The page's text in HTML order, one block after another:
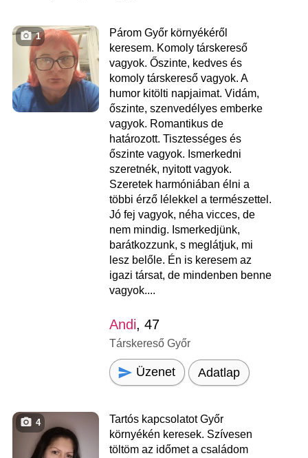
1
Párom Győr környékéről
keresem. Komoly társkereső
vagyok. Őszinte, kedves és
komoly társkereső vagyok. A
humor kitölti napjaimat. Vidám,
őszinte, szenvedélyes emberke
vagyok. Romantikus de
határozott. Tisztességes és
őszinte vagyok. Ismerkedni
szeretnék, nyitott vagyok.
Szeretek harmóniában élni a
többi érző lélekkel a természettel.
Jó fej vagyok, néha vicces, de
nem mindig. Ismerkedjünk,
barátkozzunk, s meglátjuk, mi
lesz belőle. Én is keresem az
igazi társat, de mindenben benne
vagyok....
Andi, 47
Társkereső Győr
Üzenet Adatlap
4
Tartós kapcsolatot Győr
környékén keresek. Szívesen
töltöm az időmet a családom